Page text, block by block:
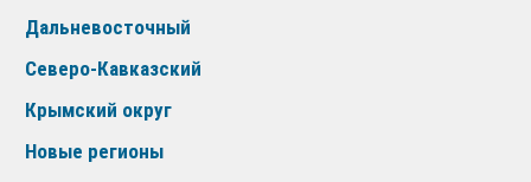
Дальневосточный
Северо-Кавказский
Крымский округ
Новые регионы